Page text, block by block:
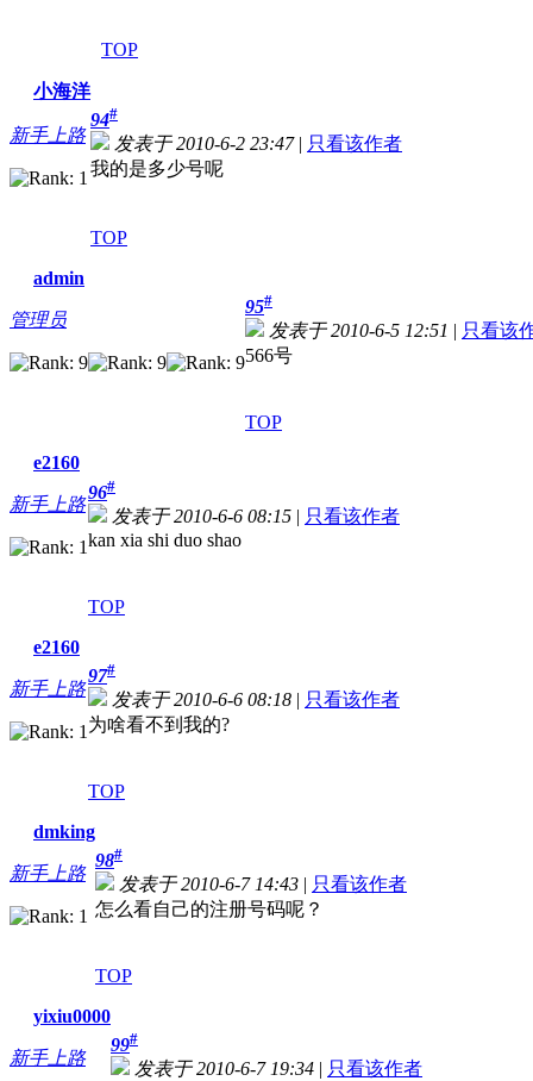
TOP
小海洋
新手上路
94#
发表于 2010-6-2 23:47| 只看该作者
我的是多少号呢
TOP
admin
管理员
95#
发表于 2010-6-5 12:51 | 只看该
566号
TOP
e2160
新手上路
96#
发表于 2010-6-6 08:15 | 只看该作者
kan xia shi duo shao
TOP
e2160
新手上路
97#
发表于 2010-6-6 08:18 | 只看该作者
为啥看不到我的?
TOP
dmking
新手上路
98#
发表于 2010-6-7 14:43 | 只看该作者
怎么看自己的注册号码呢？
TOP
yixiu0000
新手上路
99#
发表于 2010-6-7 19:34 | 只看该作者